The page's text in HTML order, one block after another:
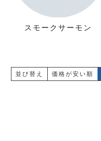
スモークサーモン
並び替え 価格が安い順